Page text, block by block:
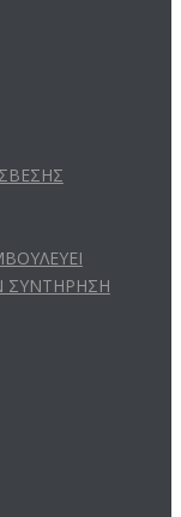
ΣΥΝΤΗΡΗΣΗ